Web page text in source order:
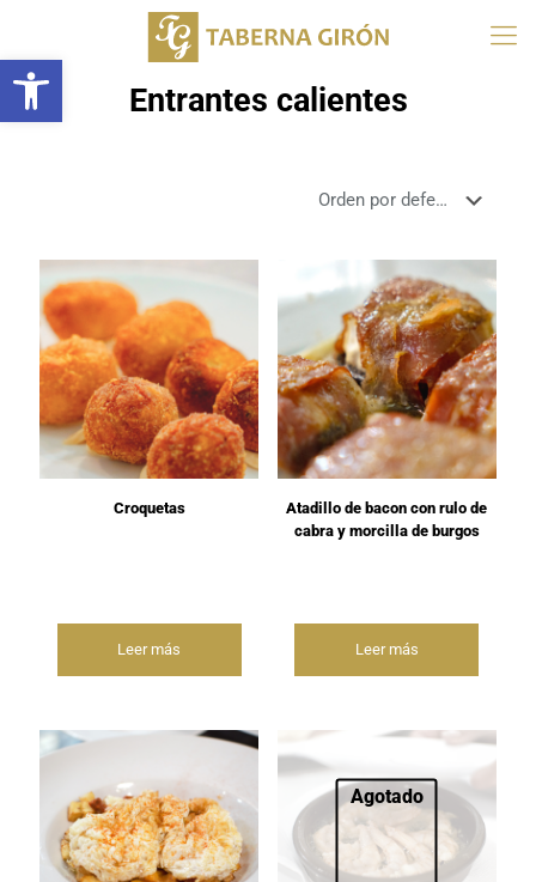
Abrir barra de herramientas
Entrantes calientes
Croquetas
Leer más
Atadillo de bacon con rulo de
cabra y morcilla de burgos
Leer más
Agotado